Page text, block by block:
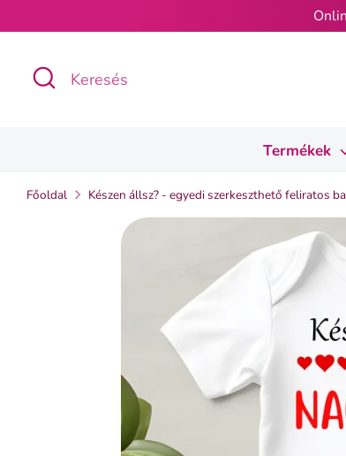
a
tartalomra
Keresés
Keresés
Termékek
Főoldal Készen állsz? - egyedi szerkeszthető feliratos